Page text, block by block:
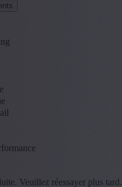
Veuillez réessayer plus tard.